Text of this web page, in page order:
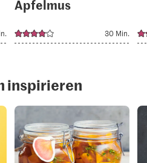
Apfelmus
30 Min.
inspirieren